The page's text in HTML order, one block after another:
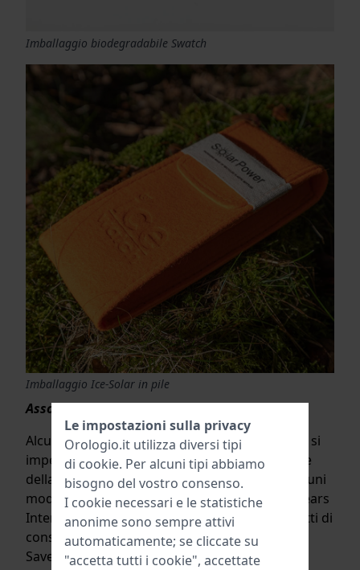
Imballaggio biodegradabile Swatch
Imballaggio Ice-Solar in pile
Associazioni benefiche
Alcuni marchi aderiscono a organizzazioni che si
impegnano per la conservazione della natura e
della biodiversità. Ad esempio, Bering offre alcuni
modelli il cui ricavato viene devoluto a Polar Bears
International, mentre Certina sostiene i progetti di
conservazione Sea Turtle Conservancy e Seiko
Save The Ocean.
Le impostazioni sulla privacy
Orologio.it utilizza diversi tipi
di cookie. Per alcuni tipi abbiamo
bisogno del vostro consenso.
I cookie necessari e le statistiche
anonime sono sempre attivi
automaticamente; se cliccate su
"accetta tutti i cookie", accettate